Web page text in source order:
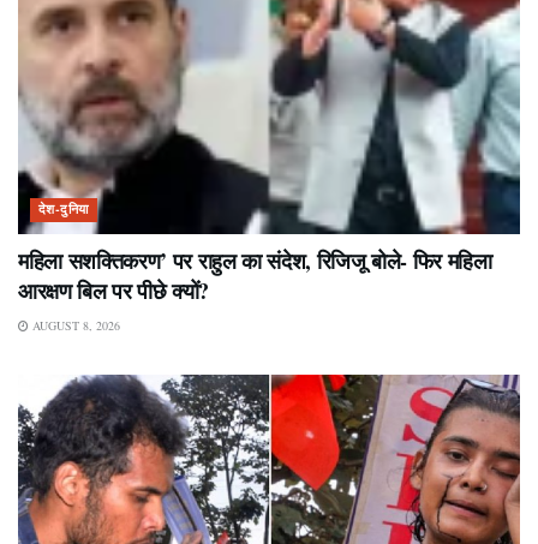
देश-दुनिया
महिला सशक्तिकरण’ पर राहुल का संदेश, रिजिजू बोले- फिर महिला
आरक्षण बिल पर पीछे क्यों?
AUGUST 8, 2026